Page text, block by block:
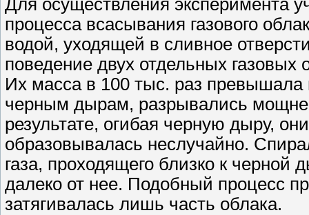
Для осуществления эксперимента
процесса всасывания газового
водой, уходящей в сливное
поведение двух отдельных
Их масса в 100 тыс. раз
черным дырам, разрывались
результате, огибая черную дыру,
образовывалась неслучайно.
газа, проходящего близко к черной
далеко от нее. Подобный процесс
затягивалась лишь часть облака.